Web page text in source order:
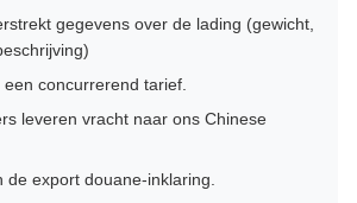
gegevens over de lading (gewicht,
concurrerend tarief.
leveren vracht naar ons Chinese
de export douane-inklaring.